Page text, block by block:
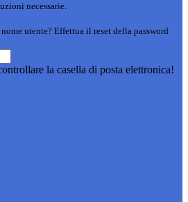
necessarie.
utente? Effettua il reset della password
la casella di posta elettronica!